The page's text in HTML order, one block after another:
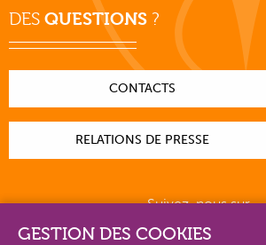
DES QUESTIONS ?
CONTACTS
RELATIONS DE PRESSE
Suivez-nous sur
GESTION DES COOKIES